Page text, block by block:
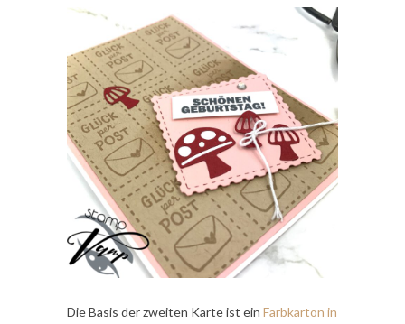
Die Basis der zweiten Karte ist ein Farbkarton in